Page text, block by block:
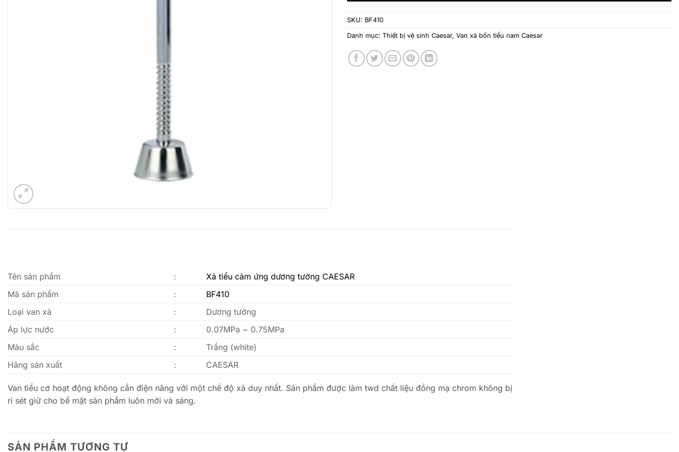
SKU: BF410
Danh mục: Thiết bị vệ sinh Caesar, Van xả bồn tiểu nam Caesar
Tên sản phẩm :
Xả tiểu cảm ứng dương tường CAESAR
Mã sản phẩm
:
BF410
Loại van xả
:
Dương tường
Áp lực nước
:
0.07MPa ~ 0.75MPa
Màu sắc
:
Trắng (white)
Hãng sản xuất
: CAESAR
Van tiểu cơ hoạt động không cần điện năng với một chế độ xả duy nhất. Sản phẩm được làm twd chất liệu đồng mạ chrom không bị
rỉ sét giữ cho bề mặt sản phẩm luôn mới và sáng.
SẢN PHẨM TƯƠNG TỰ